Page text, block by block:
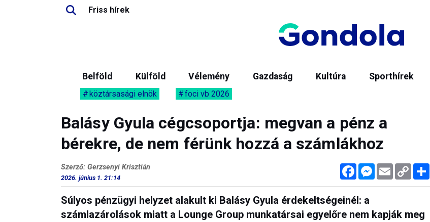
Friss hírek
Belföld Külföld Vélemény Gazdaság Kultúra Sporthírek
köztársasági elnök foci vb 2026
Balásy Gyula cégcsoportja: megvan a pénz a
bérekre, de nem férünk hozzá a számlákhoz
FacebookMessenger
Email Copy
Link
Szerző: Gerzsenyi Krisztián
2026. június 1. 21:14
Súlyos pénzügyi helyzet alakult ki Balásy Gyula érdekeltségeinél: a
számlazárolások miatt a Lounge Group munkatársai egyelőre nem kapják meg